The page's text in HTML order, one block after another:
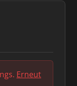
Erneut